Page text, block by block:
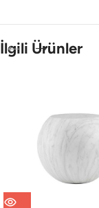
İlgili Ürünler